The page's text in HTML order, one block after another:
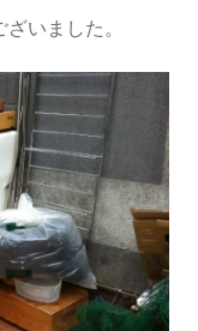
いました。